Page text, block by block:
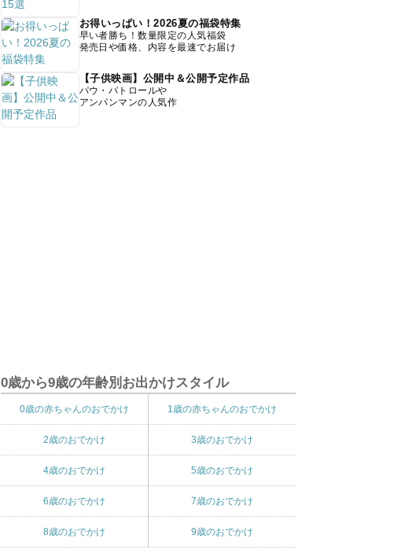
お得いっぱい！2026夏の福袋特集
早い者勝ち！数量限定の人気福袋
発売日や価格、内容を最速でお届け
【子供映画】公開中＆公開予定作品
パウ・パトロールや
アンパンマンの人気作
0歳から9歳の年齢別お出かけスタイル
0歳の赤ちゃんのおでかけ 1歳の赤ちゃんのおでかけ
2歳のおでかけ 3歳のおでかけ
4歳のおでかけ 5歳のおでかけ
6歳のおでかけ 7歳のおでかけ
8歳のおでかけ 9歳のおでかけ